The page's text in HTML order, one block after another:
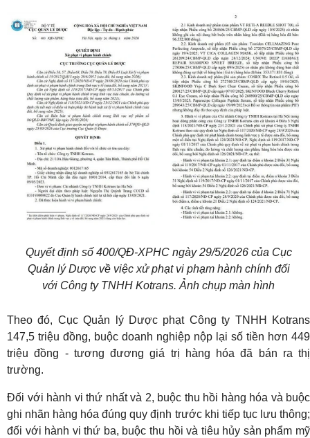
Quyết định số 400/QĐ-XPHC ngày 29/5/2026 của Cục
Quản lý Dược về việc xử phạt vi phạm hành chính đối
với Công ty TNHH Kotrans. Ảnh chụp màn hình
Theo đó, Cục Quản lý Dược phạt Công ty TNHH Kotrans
147,5 triệu đồng, buộc doanh nghiệp nộp lại số tiền hơn 449
triệu đồng - tương đương giá trị hàng hóa đã bán ra thị
trường.
Đối với hành vi thứ nhất và 2, buộc thu hồi hàng hóa và buộc
ghi nhãn hàng hóa đúng quy định trước khi tiếp tục lưu thông;
đối với hành vi thứ ba, buộc thu hồi và tiêu hủy sản phẩm mỹ